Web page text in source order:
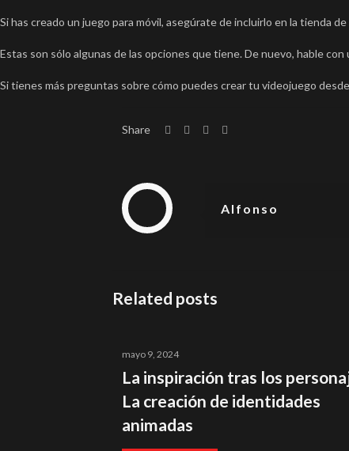
Si has creado un juego para móvil, asegúrate de incluirlo en la tienda
Estas son sólo algunas de las opciones que tiene. De nuevo, hable
Si tienes más preguntas sobre cómo puedes crear tu videojuego
Share
Alfonso
Related posts
mayo 9, 2024
La inspiración tras los
La creación de identidades
animadas